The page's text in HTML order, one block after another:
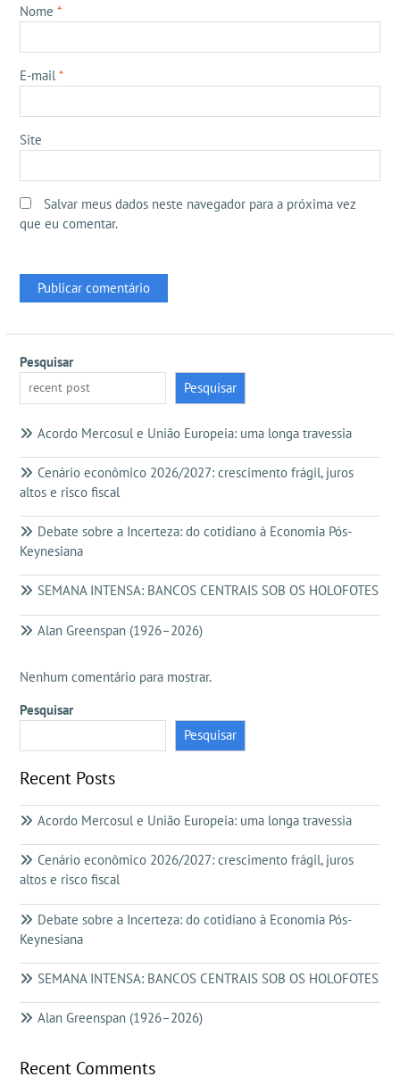
Nome *
E-mail*
Site
Salvar meus dados neste navegador para a próxima vez
que eu comentar.
Pesquisar
Pesquisar
Acordo Mercosul e União Europeia: uma longa travessia
Cenário econômico 2026/2027: crescimento frágil, juros
altos e risco fiscal
Debate sobre a Incerteza: do cotidiano à Economia Pós-
Keynesiana
SEMANA INTENSA: BANCOS CENTRAIS SOB OS HOLOFOTES
Alan Greenspan (1926–2026)
Nenhum comentário para mostrar.
Pesquisar
Pesquisar
Recent Posts
Acordo Mercosul e União Europeia: uma longa travessia
Cenário econômico 2026/2027: crescimento frágil, juros
altos e risco fiscal
Debate sobre a Incerteza: do cotidiano à Economia Pós-
Keynesiana
SEMANA INTENSA: BANCOS CENTRAIS SOB OS HOLOFOTES
Alan Greenspan (1926–2026)
Recent Comments